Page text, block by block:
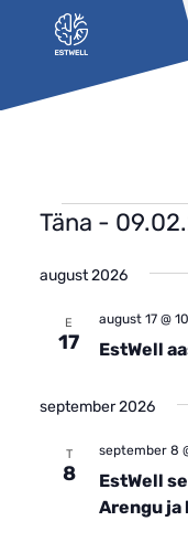
Liigu edasi põhisisu
Täna -
date.
august 2026
E
17 EstWell
august 17 @
september 2026
T
8
EstWell
Arengu
september 8